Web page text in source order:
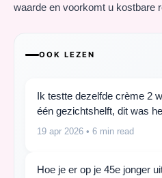
waarde en voorkomt u kostbare
OOK LEZEN
Ik testte dezelfde crème 2
één gezichtshelft, dit was
19 apr 2026 • 6 min read
Hoe je er op je 45e jonger